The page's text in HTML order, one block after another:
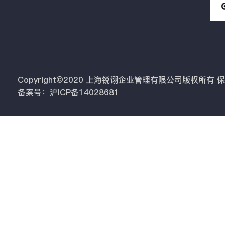
Copyright©2020 上海锐诩企业管理有限公司版权所有
备案号：沪ICP备14028681